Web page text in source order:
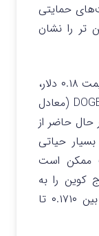
حمایتی
تر را نشان
سفارش حجم خرید سنگین در قیمت ۰.۱۸ دلار،
شامل حدود ۱.۸۷ میلیون واحد DOGE (معادل
حال حاضر از
حیاتی
ممکن است
کوین را به
سمت حمایت‌های اصلی بعدی بین ۰.۱۷۱۰ تا